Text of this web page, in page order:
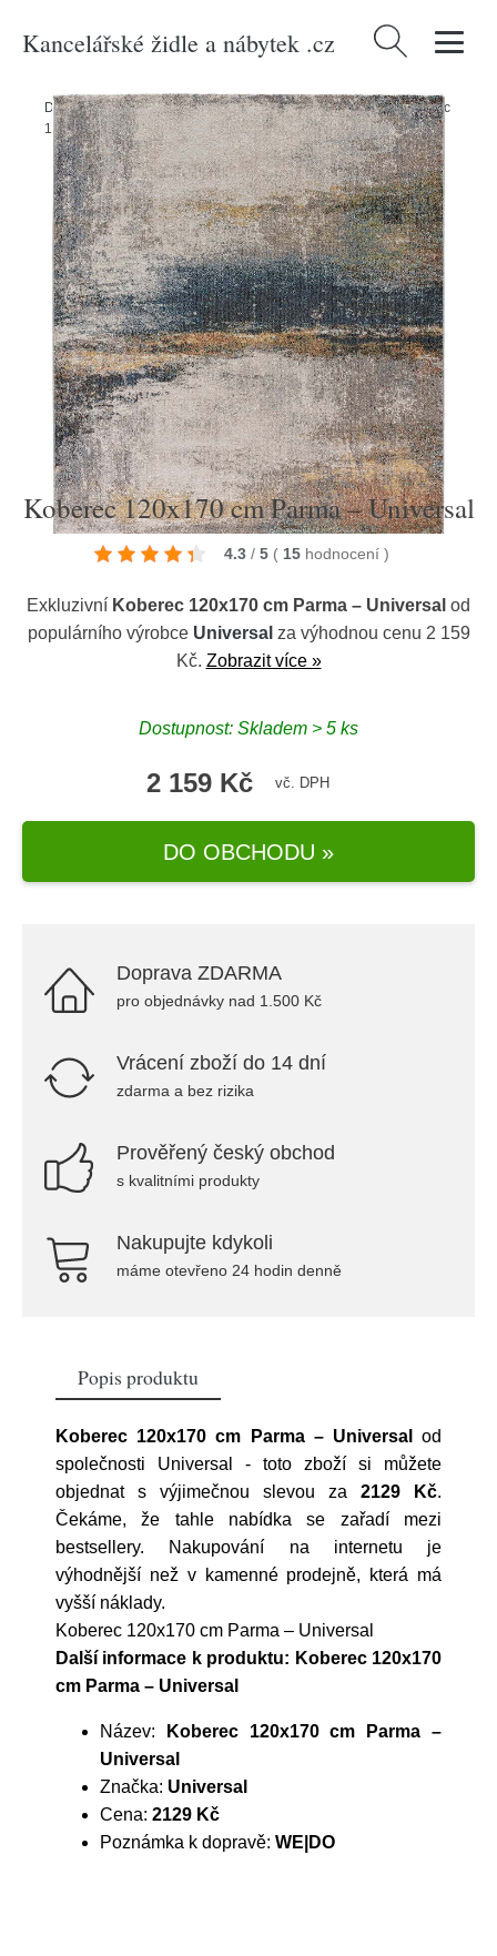
Kancelářské židle a nábytek .cz Vyhledávání
Domů/Produkty/> Textil > Koberce a rohožky > Koberce/Koberec
120x170 cm Parma – Universal
Koberec 120x170 cm Parma – Universal
4.3 / 5 ( 15 hodnocení )
Exkluzivní Koberec 120x170 cm Parma – Universal od
populárního výrobce Universal za výhodnou cenu 2 159
Kč. Zobrazit více »
Dostupnost: Skladem > 5 ks
2 159 Kč vč. DPH
DO OBCHODU »
Doprava ZDARMA
pro objednávky nad 1.500 Kč
Vrácení zboží do 14 dní
zdarma a bez rizika
Prověřený český obchod
s kvalitními produkty
Nakupujte kdykoli
máme otevřeno 24 hodin denně
Popis produktu
Koberec 120x170 cm Parma – Universal
od
společnosti Universal
- toto zboží si můžete
objednat s výjimečnou slevou za 2129 Kč.
Čekáme, že tahle nabídka se zařadí mezi
bestsellery. Nakupování na internetu je
výhodnější než v kamenné prodejně, která má
vyšší náklady.
Koberec 120x170 cm Parma – Universal
Další informace k produktu: Koberec 120x170
cm Parma – Universal
Název:
Koberec 120x170 cm Parma –
Universal
Značka: Universal
Cena: 2129 Kč
Poznámka k dopravě: WE|DO